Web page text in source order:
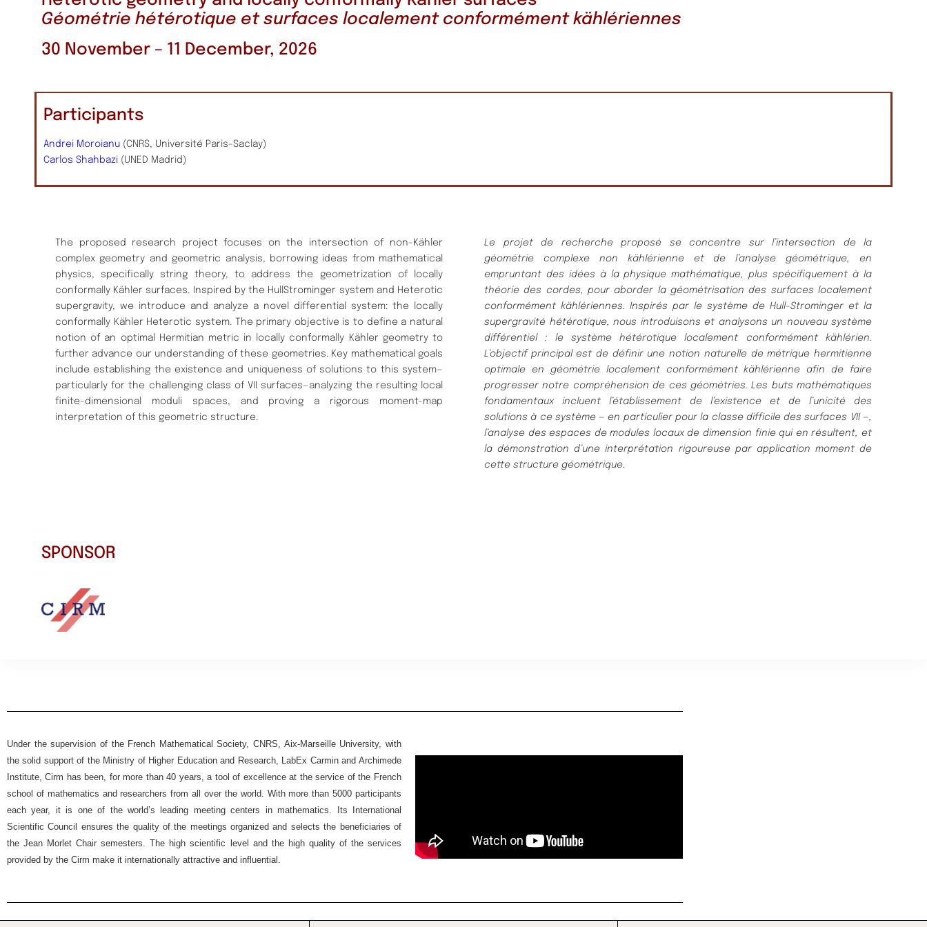
Géométrie hétérotique et surfaces localement conformémentkählériennes
30 November – 11 December, 2026
Participants
Andrei Moroianu (CNRS, Université Paris-Saclay)
Carlos Shahbazi (UNED Madrid)
The proposed research project focuses on the intersection of non-Kähler
complex geometry and geometric analysis, borrowing ideas from mathematical
physics, specifically string theory, to address the geometrization of locally
conformally Kähler surfaces. Inspired by the HullStrominger system and Heterotic
supergravity, we introduce and analyze a novel differential system: the locally
conformally Kähler Heterotic system. The primary objective is to define a natural
notion of an optimal Hermitian metric in locally conformally Kähler geometry to
further advance our understanding of these geometries. Key mathematical goals
include establishing the existence and uniqueness of solutions to this system—
particularly for the challenging class of VII surfaces—analyzing the resulting local
finite-dimensional moduli spaces, and proving a rigorous moment-map
interpretation of this geometric structure.
Le projet de recherche proposé se concentre sur l’intersection de la
géométrie complexe non kählérienne et de l’analyse géométrique, en
empruntant des idées à la physique mathématique, plus spécifiquement à la
théorie des cordes, pour aborder la géométrisation des surfaces localement
conformément kählériennes. Inspirés par le système de Hull-Strominger et la
supergravité hétérotique, nous introduisons et analysons un nouveau système
différentiel : le système hétérotique localement conformément kählérien.
L’objectif principal est de définir une notion naturelle de métrique hermitienne
optimale en géométrie localement conformément kählérienne afin de faire
progresser notre compréhension de ces géométries. Les buts mathématiques
fondamentaux incluent l’établissement de l’existence et de l’unicité des
solutions à ce système — en particulier pour la classe difficile des surfaces VII —,
l’analyse des espaces de modules locaux de dimension finie qui en résultent, et
la démonstration d’une interprétation rigoureuse par application moment de
cette structure géométrique.
SPONSOR
Under the supervision of the French Mathematical Society, CNRS, Aix-Marseille University, with
the solid support of the Ministry of Higher Education and Research, LabEx Carmin and Archimede
Institute, Cirm has been, for more than 40 years, a tool of excellence at the service of the French
school of mathematics and researchers from all over the world. With more than 5000 participants
each year, it is one of the world’s leading meeting centers in mathematics. Its International
Scientific Council ensures the quality of the meetings organized and selects the beneficiaries of
the Jean Morlet Chair semesters. The high scientific level and the high quality of the services
provided by the Cirm make it internationally attractive and influential.